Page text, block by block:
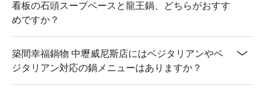
看板の石頭スープベースと龍王鍋、どちらがおすす
めですか？
築間幸福鍋物 中壢威尼斯店にはベジタリアンやベ
ジタリアン対応の鍋メニューはありますか？